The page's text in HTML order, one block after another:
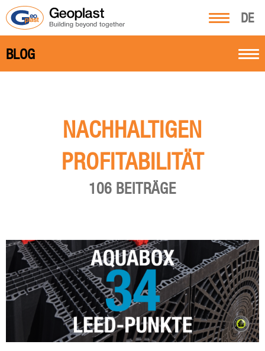
DE
BLOG
NACHHALTIGEN
PROFITABILITÄT
106 BEITRÄGE